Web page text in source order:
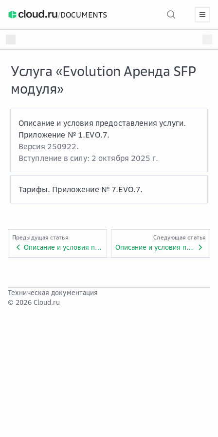
/DOCUMENTS
Услуга «Evolution Аренда SFP
модуля»
Описание и условия предоставления услуги.
Приложение № 1.EVO.7.
Версия 250922.
Вступление в силу: 2 октября 2025 г.
Тарифы. Приложение № 7.EVO.7.
Предыдущая статья
Описание и условия предоставления услуги «Evolution Artifact Registry». Приложение №1.EVO.6.
Следующая статья
Описание и условия предоставления услуги «Evolution Аренда SFP модуля». Приложение №1.EVO.7.
Техническая документация
© 2026 Cloud.ru